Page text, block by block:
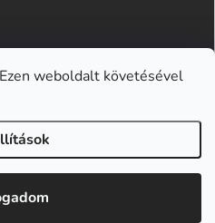
weboldalt követésével
Lunesto.cz
. Minden jog fenntartva.